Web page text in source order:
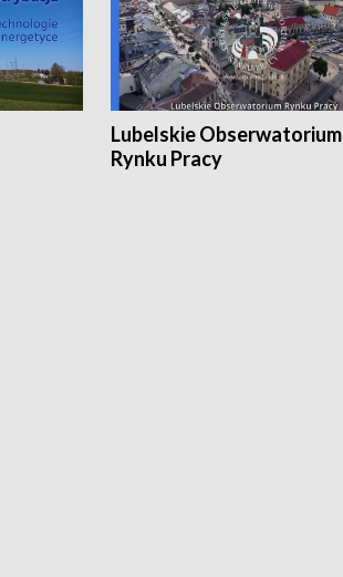
Lubelskie Obserwatorium
Rynku Pracy